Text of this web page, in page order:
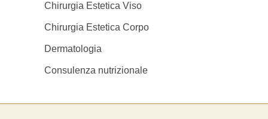
Chirurgia Estetica Viso
Chirurgia Estetica Corpo
Dermatologia
Consulenza nutrizionale